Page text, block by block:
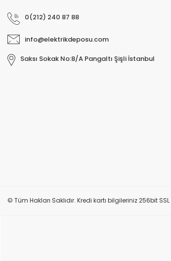
0(212) 240 87 88
info@elektrikdeposu.com
Saksı Sokak No:8/A Pangaltı Şişli İstanbul
© Tüm Hakları Saklıdır. Kredi kartı bilgileriniz 256bit